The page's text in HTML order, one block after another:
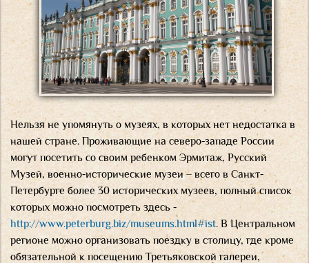
Нельзя не упомянуть о музеях, в которых нет недостатка в
нашей стране. Проживающие на северо-западе России
могут посетить со своим ребенком Эрмитаж, Русский
Музей, военно-исторические музеи – всего в Санкт-
Петербурге более 30 исторических музеев, полный список
которых можно посмотреть здесь -
http://www.peterburg.biz/museums.html#ist. В Центральном
регионе можно организовать поездку в столицу, где кроме
обязательной к посещению Третьяковской галереи,